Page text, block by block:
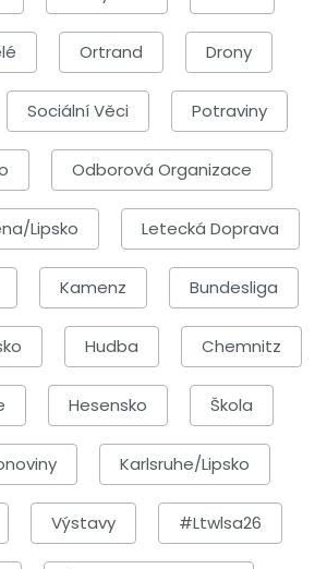
Ortrand Drony
Sociální Věci Potraviny
Odborová Organizace
Lipsko Letecká Doprava
Kamenz Bundesliga
Hudba Chemnitz
Hesensko Škola
Karlsruhe/Lipsko
Výstavy #ltwlsa26